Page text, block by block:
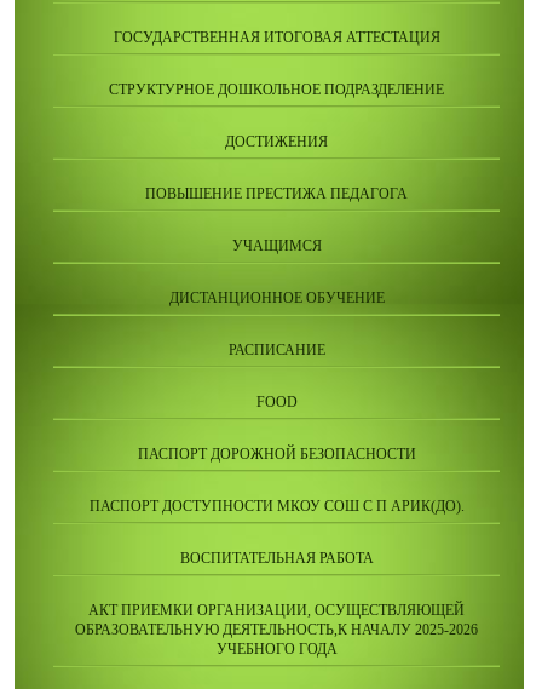
ГОСУДАРСТВЕННАЯ ИТОГОВАЯ АТТЕСТАЦИЯ
СТРУКТУРНОЕ ДОШКОЛЬНОЕ ПОДРАЗДЕЛЕНИЕ
ДОСТИЖЕНИЯ
ПОВЫШЕНИЕ ПРЕСТИЖА ПЕДАГОГА
УЧАЩИМСЯ
ДИСТАНЦИОННОЕ ОБУЧЕНИЕ
РАСПИСАНИЕ
FOOD
ПАСПОРТ ДОРОЖНОЙ БЕЗОПАСНОСТИ
ПАСПОРТ ДОСТУПНОСТИ МКОУ СОШ С П АРИК(ДО).
ВОСПИТАТЕЛЬНАЯ РАБОТА
АКТ ПРИЕМКИ ОРГАНИЗАЦИИ, ОСУЩЕСТВЛЯЮЩЕЙ
ОБРАЗОВАТЕЛЬНУЮ ДЕЯТЕЛЬНОСТЬ,К НАЧАЛУ 2025-2026
УЧЕБНОГО ГОДА